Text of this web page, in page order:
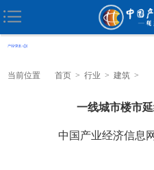
当前位置 首页 > 行业 > 建筑 >
一线城市楼市
中国产业经济信息